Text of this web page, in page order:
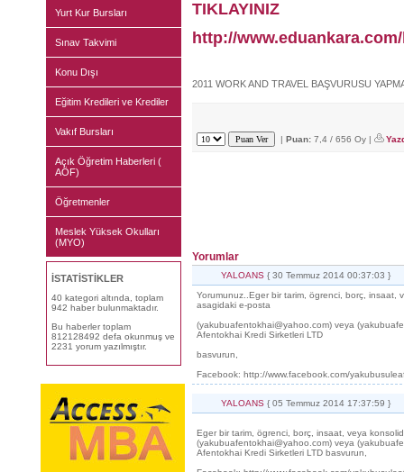
Yurt Kur Bursları
Sınav Takvimi
Konu Dışı
Eğitim Kredileri ve Krediler
Vakıf Bursları
Açık Öğretim Haberleri (
AÖF)
Öğretmenler
Meslek Yüksek Okulları
(MYO)
İSTATİSTİKLER
40 kategori altında, toplam
942 haber bulunmaktadır.
Bu haberler toplam
812128492 defa okunmuş ve
2231 yorum yazılmıştır.
TIKLAYINIZ
http://
2011 WORK AND TRAVEL BAŞVURUSU
| Puan: 7,4 / 656 Oy |
Yorumlar
YALOANS{ 30 Temmuz 2014 00:37:03 }
Yorumunuz..Eger bir tarim, ögrenci, borç, insaat,
asagidaki e-posta
(yakubuafentokhai@yahoo.com) veya
Afentokhai Kredi Sirketleri LTD
basvurun,
Facebook: http://www.facebook.com/
YALOANS{ 05 Temmuz 2014 17:37:59 }
Eger bir tarim, ögrenci, borç, insaat, veya
(yakubuafentokhai@yahoo.com) veya
Afentokhai Kredi Sirketleri LTD basvurun,